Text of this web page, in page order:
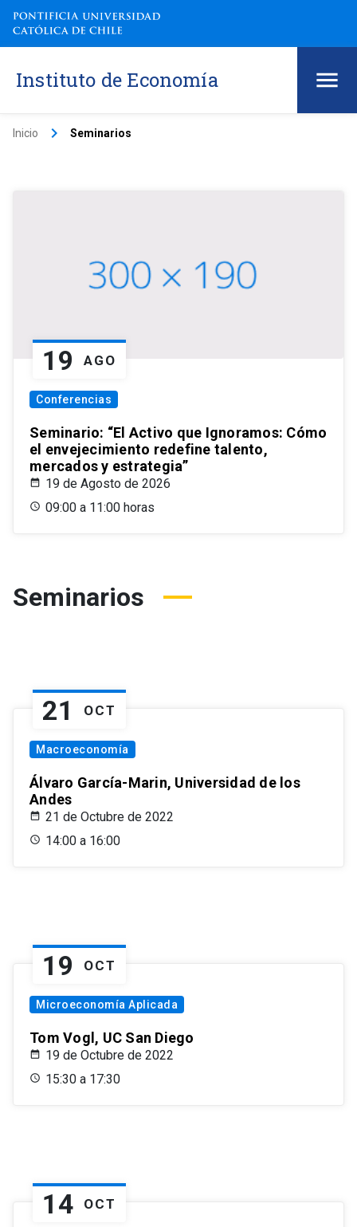
Instituto de Economía
Inicio keyboard_arrow_right Seminarios
19 AGO
Conferencias
Seminario: “El Activo que Ignoramos: Cómo
el envejecimiento redefine talento,
mercados y estrategia”
19 de Agosto de 2026
09:00 a 11:00 horas
Seminarios
21 OCT
Macroeconomía
Álvaro García-Marin, Universidad de los
Andes
21 de Octubre de 2022
14:00 a 16:00
19 OCT
Microeconomía Aplicada
Tom Vogl, UC San Diego
19 de Octubre de 2022
15:30 a 17:30
14 OCT